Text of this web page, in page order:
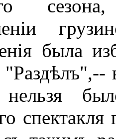
была
нельзя